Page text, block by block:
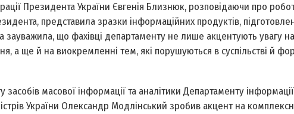
Президента України Євгенія Близнюк, розповідаючи про
представила зразки інформаційних продуктів,
що фахівці департаменту не лише акцентують увагу
а ще й на виокремленні тем, які порушуються в суспільстві й
засобів масової інформації та аналітики Департаменту
України Олександр Модлінський зробив акцент на